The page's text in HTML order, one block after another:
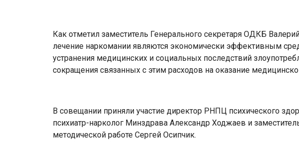
Как отметил заместитель Генерального секретаря ОДКБ
лечение наркомании являются экономически эффективным
устранения медицинских и социальных последствий
сокращения связанных с этим расходов на оказание
В совещании приняли участие директор РНПЦ психического
психиатр-нарколог Минздрава Александр Ходжаев и
методической работе Сергей Осипчик.